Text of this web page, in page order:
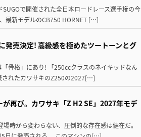
で開催された全日本ロードレース選手権の今
最新モデルのCB750 HORNET […]
発売決定! 高級感を極めたツートーンとグ
骨格」にあり! 「250ccクラスのネイキッドなん
されたカワサキのZ250の2027[…]
再び。カワサキ「Z H2 SE」2027年モデ
時から変わらない、圧倒的な存在感は健在だ。